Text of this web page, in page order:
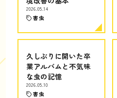
2026.05.14
害虫
久しぶりに開いた卒
業アルバムと不気味
な虫の記憶
2026.05.10
害虫